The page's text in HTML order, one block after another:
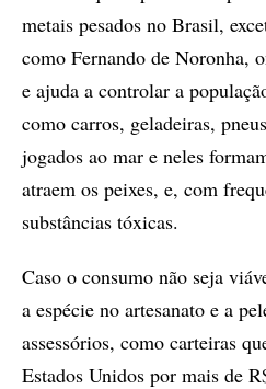
metais pesados no Brasil,
como Fernando de Noronha,
e ajuda a controlar a
como carros, geladeiras,
jogados ao mar e neles
atraem os peixes, e, com
substâncias tóxicas.
Caso o consumo não seja
a espécie no artesanato e a
assessórios, como carteiras
Estados Unidos por mais de